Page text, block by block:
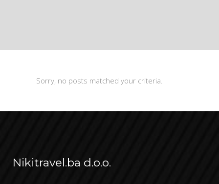
Sorry, no posts matched your criteria.
Nikitravel.ba d.o.o.